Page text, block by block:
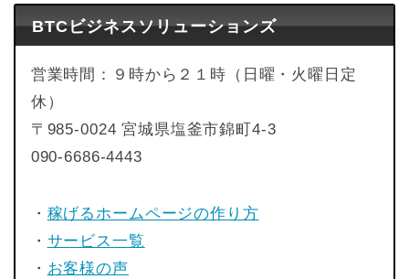
BTCビジネスソリューションズ
営業時間：９時から２１時（日曜・火曜日定
休）
〒985-0024 宮城県塩釜市錦町4-3
090-6686-4443
・ 稼げるホームページの作り方
・ サービス一覧
・ お客様の声